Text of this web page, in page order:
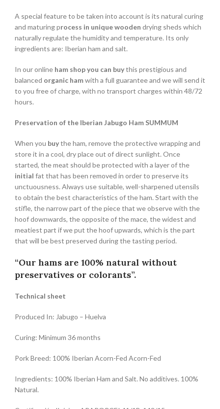
A special feature to be taken into account is its natural curing
and maturing process in unique wooden drying sheds which
naturally regulate the humidity and temperature. Its only
ingredients are: Iberian ham and salt.
In our online ham shop you can buythis prestigious and
balanced organic hamwith a full guarantee and we will send it
to you free of charge, with no transport charges within 48/72
hours.
Preservation of the Iberian Jabugo Ham SUMMUM
When you buythe ham, remove the protective wrapping and
store it in a cool, dry place out of direct sunlight. Once
started, the meat should be protected with a layer of the
initial fat that has been removed in order to preserve its
unctuousness. Always use suitable, well-sharpened utensils
to obtain the best characteristics of the ham. Start with the
stifle, the narrow part of the piece that we observe with the
hoof downwards, the opposite of the mace, the widest and
meatiest part if we put the hoof upwards, which is the part
that will be best preserved during the tasting period.
“Our hams are 100% natural without
preservatives or colorants”.
Technical sheet
Produced In: Jabugo – Huelva
Curing: Minimum 36 months
Pork Breed: 100% Iberian Acorn-Fed Acorn-Fed
Ingredients: 100% Iberian Ham and Salt. No additives. 100%
Natural.